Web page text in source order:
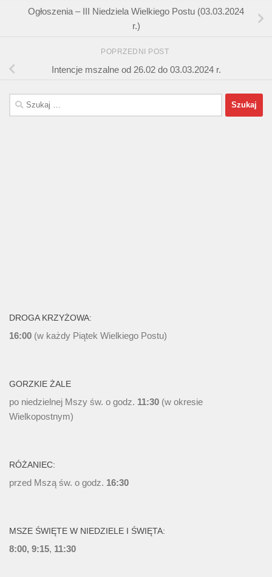
Ogłoszenia – III Niedziela Wielkiego Postu (03.03.2024
r.)
POPRZEDNI POST
Intencje mszalne od 26.02 do 03.03.2024 r.
Szukaj:
DROGA KRZYŻOWA:
16:00 (w każdy Piątek Wielkiego Postu)
GORZKIE ŻALE
po niedzielnej Mszy św. o godz. 11:30 (w okresie
Wielkopostnym)
RÓŻANIEC:
przed Mszą św. o godz. 16:30
MSZE ŚWIĘTE W NIEDZIELE I ŚWIĘTA:
8:00, 9:15, 11:30